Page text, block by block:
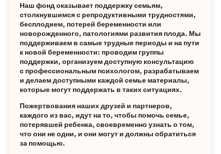
Наш фонд оказывает поддержку семьям,
столкнувшимся с репродуктивными трудностями,
бесплодием, потерей беременности или
новорожденного, патологиями развития плода. Мы
поддерживаем в самые трудные периоды и на пути
к новой беременности: проводим группы
поддержки, организуем доступную консультацию
с профессиональным психологом, разрабатываем
и делаем доступными каждой семье материалы,
которые могут поддержать в таких ситуациях.
Пожертвования наших друзей и партнеров,
каждого из вас, идут на то, чтобы помочь семье,
потерявшей ребенка, своевременно узнать о том,
что они не одни, и они могут и должны обратиться
за помощью.